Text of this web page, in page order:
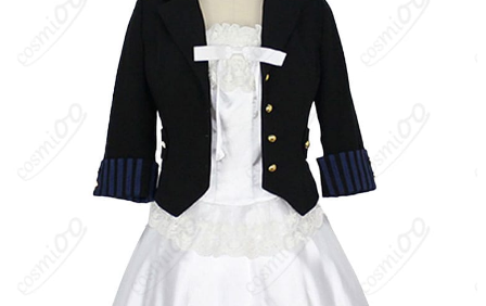
『黒執事 Book of the Atlantic』は、枢やな原作『黒執事』の“豪
華客船編”を描く劇場版アニメ。ファントムハイヴ家当主シエルと
執事セバスチャンが大西洋を渡る豪華客船カンパニア号で起こる
怪事件に挑む物語。エリザベス・ミッドフォードはシエルの許嫁
で、英国の名門ミッドフォード侯爵家の令嬢。普段は可憐で“可愛
い”を追求するが、実は母譲りの卓越した剣技を持つ実力者で、本
編では船上でその戦闘力を発揮する。
キャラクター設定：ミッドフォード家の令嬢にしてシエル・ファ
ントムハイヴの婚約者。愛らしい服や小物を好み、シエルの前で
は“可愛い自分”であろうと努める一方、家系に受け継がれる剣術の
達人でもある。強い正義感と家族思いの優しさを併せ持ち、肝心
な場面で勇気を示す。『Book of the Atlantic』では船旅の装いで